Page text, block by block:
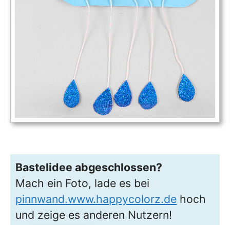
Bastelidee abgeschlossen?
Mach ein Foto, lade es bei
pinnwand.www.happycolorz.de hoch
und zeige es anderen Nutzern!